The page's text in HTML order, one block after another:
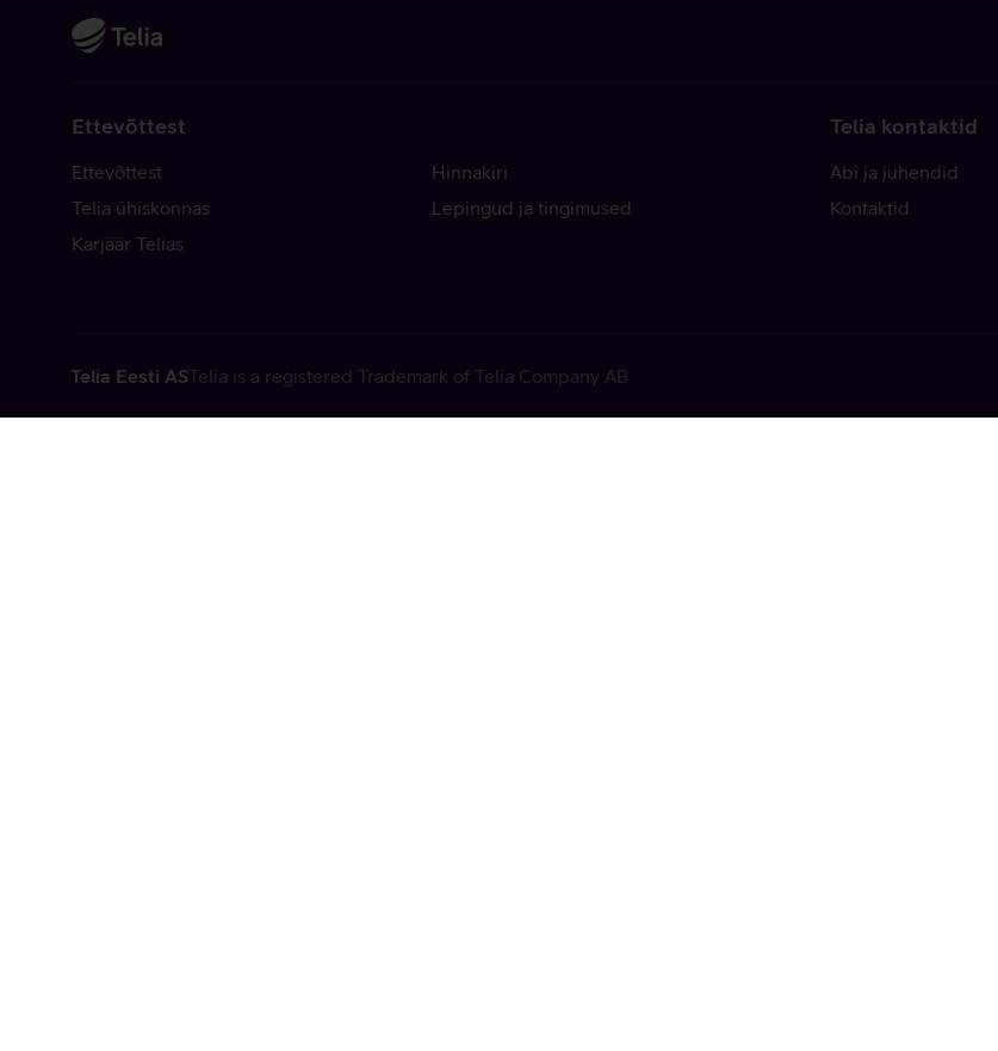
Ettevõttest
Ettevõttest
Telia ühiskonnas
Karjäär Telias
Hinnakiri
Lepingud ja tingimused
Telia kontaktid
Abi ja juhendid
Kontaktid
Telia Eesti ASTelia is a registered Trademark of Telia Company AB